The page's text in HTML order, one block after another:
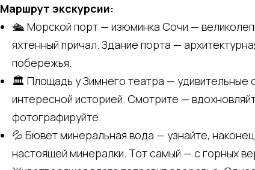
Маршрут экскурсии:
🛳 Морской порт — изюминка Сочи —
яхтенный причал. Здание порта —
побережья.⠀
🏛 Площадь у Зимнего театра — удивительные
интересной историей. Смотрите —
фотографируйте.⠀
💦 Бювет минеральная вода — узнайте,
настоящей минералки. Тот самый — с горных